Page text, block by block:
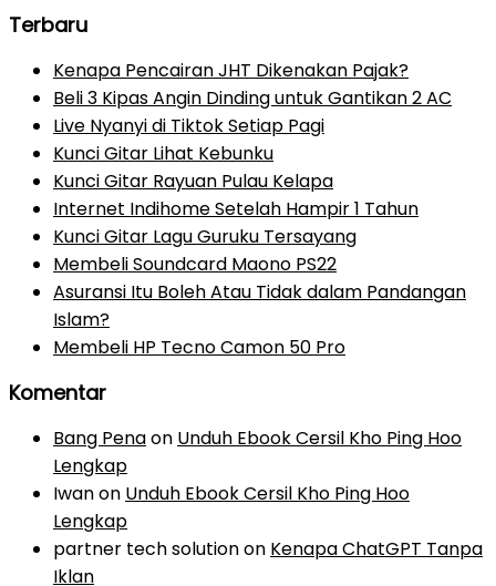
Terbaru
Kenapa Pencairan JHT Dikenakan Pajak?
Beli 3 Kipas Angin Dinding untuk Gantikan 2 AC
Live Nyanyi di Tiktok Setiap Pagi
Kunci Gitar Lihat Kebunku
Kunci Gitar Rayuan Pulau Kelapa
Internet Indihome Setelah Hampir 1 Tahun
Kunci Gitar Lagu Guruku Tersayang
Membeli Soundcard Maono PS22
Asuransi Itu Boleh Atau Tidak dalam Pandangan
Islam?
Membeli HP Tecno Camon 50 Pro
Komentar
Bang Penaon Unduh Ebook Cersil Kho Ping Hoo
Lengkap
Iwanon Unduh Ebook Cersil Kho Ping Hoo
Lengkap
partner tech solutionon Kenapa ChatGPT Tanpa
Iklan